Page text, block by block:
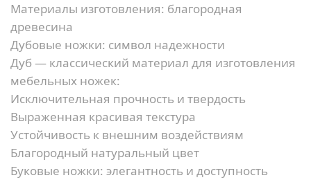
Материалы изготовления: благородная
древесина
Дубовые ножки: символ надежности
Дуб — классический материал для изготовления
мебельных ножек:
Исключительная прочность и твердость
Выраженная красивая текстура
Устойчивость к внешним воздействиям
Благородный натуральный цвет
Буковые ножки: элегантность и доступность